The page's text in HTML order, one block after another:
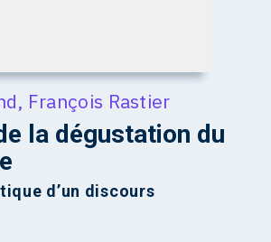
, François Rastier
la dégustation du
d’un discours